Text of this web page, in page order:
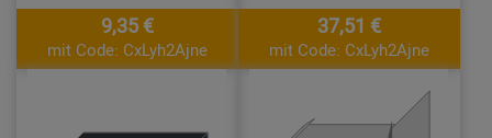
9,35 €
mit Code: CxLyh2Ajne
37,51 €
mit Code: CxLyh2Ajne